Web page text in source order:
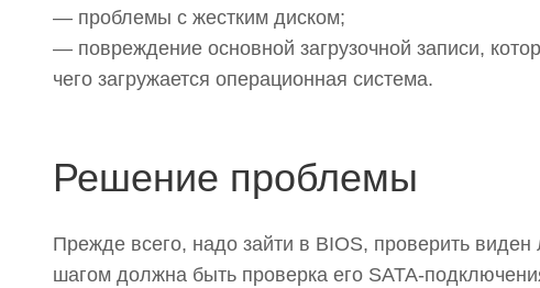
— проблемы с жестким диском;
— повреждение основной загрузочной записи,
чего загружается операционная система.
Решение проблемы
Прежде всего, надо зайти в BIOS, проверить
шагом должна быть проверка его SATA-